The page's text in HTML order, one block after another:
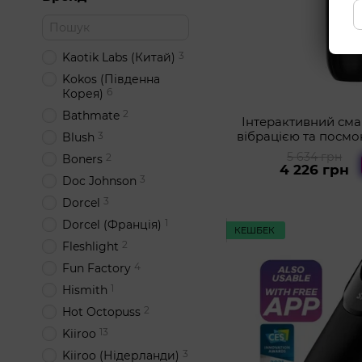
Інтерактивний
вібрацією та
5 634 грн
4 226 грн
КЕШБЕК
Kaotik Labs (Китай) 3
Kokos (Південна
Корея) 6
Bathmate 2
Blush 3
Boners 2
Doc Johnson 3
Dorcel 3
Dorcel (Франція) 1
Fleshlight 2
Fun Factory 4
Hismith 1
Hot Octopuss 2
Kiiroo 13
Kiiroo (Нідерланди) 3